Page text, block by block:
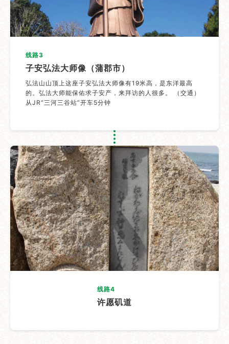
线路3
子安弘法大师像（蒲郡市）
弘法山山顶上这座子安弘法大师像有19米高，是东洋最高
的。弘法大师能保佑求子安产，来拜访的人很多。 （交通）
从JR“三河三谷站”开车5分钟
线路4
许愿矶道